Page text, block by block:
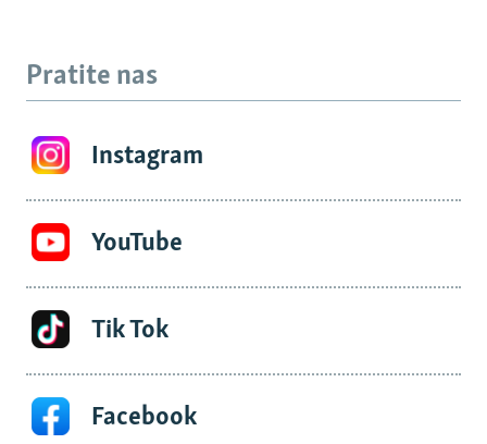
Pratite nas
Instagram
YouTube
Tik Tok
Facebook